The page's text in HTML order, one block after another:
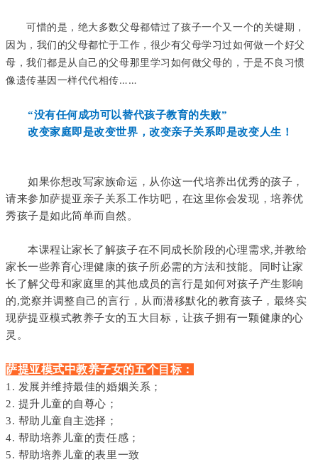
可惜的是，绝大多数父母都错过了孩子一个又一个的关键期，
因为，我们的父母都忙于工作，很少有父母学习过如何做一个好父
母，我们都是从自己的父母那里学习如何做父母的，于是不良习惯
像遗传基因一样代代相传……
“没有任何成功可以替代孩子教育的失败”
改变家庭即是改变世界，改变亲子关系即是改变人生！
如果你想改写家族命运，从你这一代培养出优秀的孩子，
请来参加萨提亚亲子关系工作坊吧，在这里你会发现，培养优
秀孩子是如此简单而自然。
本课程让家长了解孩子在不同成长阶段的心理需求,并教给
家长一些养育心理健康的孩子所必需的方法和技能。同时让家
长了解父母和家庭里的其他成员的言行是如何对孩子产生影响
的,觉察并调整自己的言行，从而潜移默化的教育孩子，最终实
现萨提亚模式教养子女的五大目标，让孩子拥有一颗健康的心
灵。
萨提亚模式中教养子女的五个目标：
1. 发展并维持最佳的婚姻关系；
2. 提升儿童的自尊心；
3. 帮助儿童自主选择；
4. 帮助培养儿童的责任感；
5. 帮助培养儿童的表里一致